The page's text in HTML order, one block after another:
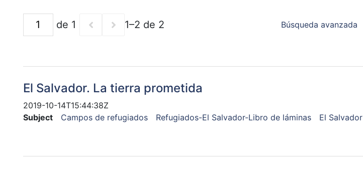
de 1 1–2 de 2 Búsqueda avanzada
El Salvador. La tierra prometida
2019-10-14T15:44:38Z
Subject
Campos de refugiados Refugiados-El Salvador-Libro de láminas El Salvador